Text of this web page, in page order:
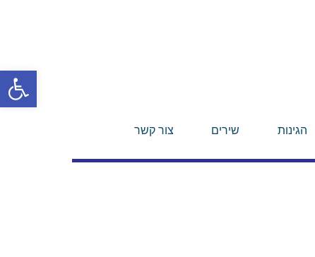
פתח
הגינות שירים צור קשר